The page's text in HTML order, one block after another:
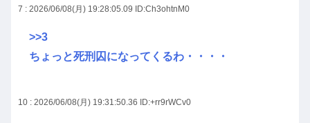
7 : 2026/06/08(月) 19:28:05.09 ID:Ch3ohtnM0
>>3
ちょっと死刑囚になってくるわ・・・・
10 : 2026/06/08(月) 19:31:50.36 ID:+rr9rWCv0